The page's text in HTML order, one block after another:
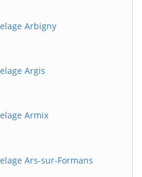
Arbigny
Argis
Armix
Ars-sur-Formans